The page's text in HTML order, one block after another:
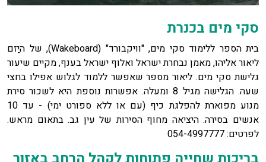
סקי מים בכנרת
בית הספר ללימוד סקי מים, "וויקבורד" (Wakeboard), של היַזם
ליאור אליהו, מאמן נבחרת ישראל ואלוף ישראל בענף, מקיים שיעור
גלישת סקי מים. ליאור מספר שאפשר ללמוד לגלוש אפילו בחצי
שעה. הגלישה מגיל 8 ומעלה. אפשרות נוספת היא לשכור סירת
מנוע מפוארת להפלגת כיף (עם או ללא ספורט ימי) - עד 10
אנשים בסירה. היציאה מחוף הסירות של עין גב. בתאום מראש.
לפרטים: 054-4997777